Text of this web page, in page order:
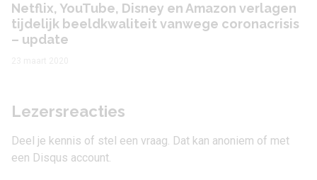
Netflix, YouTube, Disney en Amazon verlagen
tijdelijk beeldkwaliteit vanwege coronacrisis
– update
Lezersreacties
Deel je kennis of stel een vraag. Dat kan anoniem of met
een Disqus account.